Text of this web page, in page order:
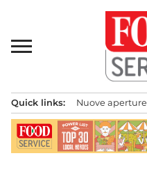
contenuto
principale
Quick links: Nuove aperture